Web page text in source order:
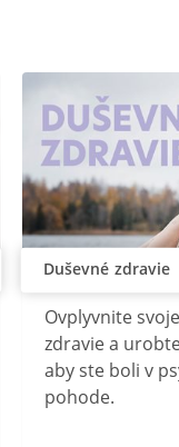
Duševné zdravie
Ovplyvnite
zdravie a
aby ste boli v
pohode.